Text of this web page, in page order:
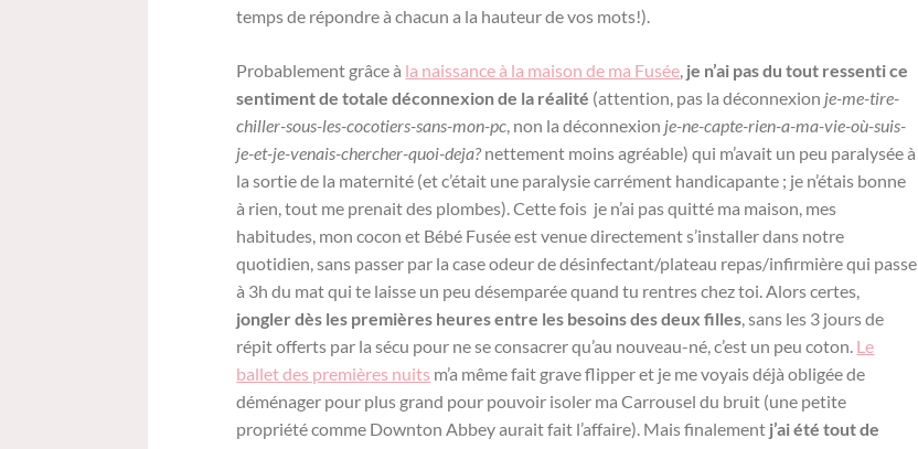
temps de répondre à chacun a la hauteur de vos mots!).
Probablement grâce à la naissance à la maison de ma Fusée, je n’ai pas du tout ressenti ce
sentiment de totale déconnexion de la réalité (attention, pas la déconnexion je-me-tire-
chiller-sous-les-cocotiers-sans-mon-pc, non la déconnexion je-ne-capte-rien-a-ma-vie-où-suis-
je-et-je-venais-chercher-quoi-deja?nettement moins agréable) qui m’avait un peu paralysée à
la sortie de la maternité (et c’était une paralysie carrément handicapante ; je n’étais bonne
à rien, tout me prenait des plombes). Cette fois je n’ai pas quitté ma maison, mes
habitudes, mon cocon et Bébé Fusée est venue directement s’installer dans notre
quotidien, sans passer par la case odeur de désinfectant/plateau repas/infirmière qui passe
à 3h du mat qui te laisse un peu désemparée quand tu rentres chez toi. Alors certes,
jongler dès les premières heures entre les besoins des deux filles, sans les 3 jours de
répit offerts par la sécu pour ne se consacrer qu’au nouveau-né, c’est un peu coton. Le
ballet des premières nuits m’a même fait grave flipper et je me voyais déjà obligée de
déménager pour plus grand pour pouvoir isoler ma Carrousel du bruit (une petite
propriété comme Downton Abbey aurait fait l’affaire). Mais finalement j’ai été tout de